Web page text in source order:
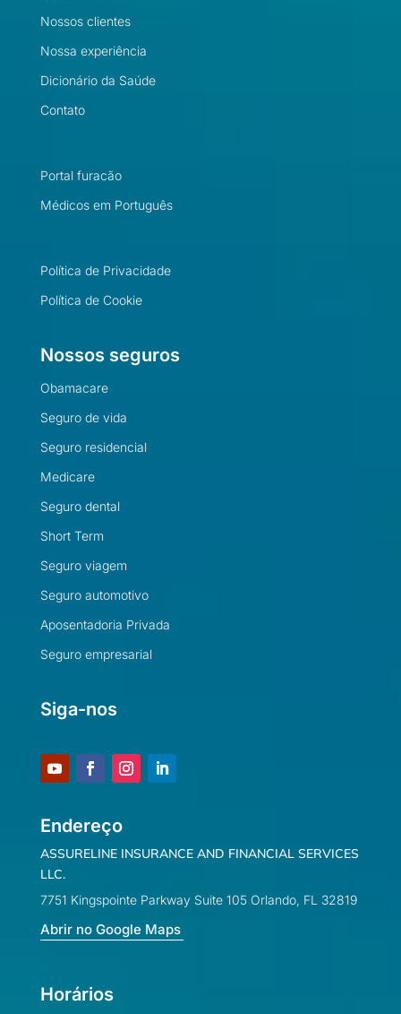
Nossos clientes
Nossa experiência
Dicionário da Saúde
Contato
Portal furacão
Médicos em Português
Política de Privacidade
Política de Cookie
Nossos seguros
Obamacare
Seguro de vida
Seguro residencial
Medicare
Seguro dental
Short Term
Seguro viagem
Seguro automotivo
Aposentadoria Privada
Seguro empresarial
Siga-nos
Endereço
ASSURELINE INSURANCE AND FINANCIAL SERVICES
LLC.
7751 Kingspointe Parkway Suite 105 Orlando, FL 32819
Abrir no Google Maps
Horários